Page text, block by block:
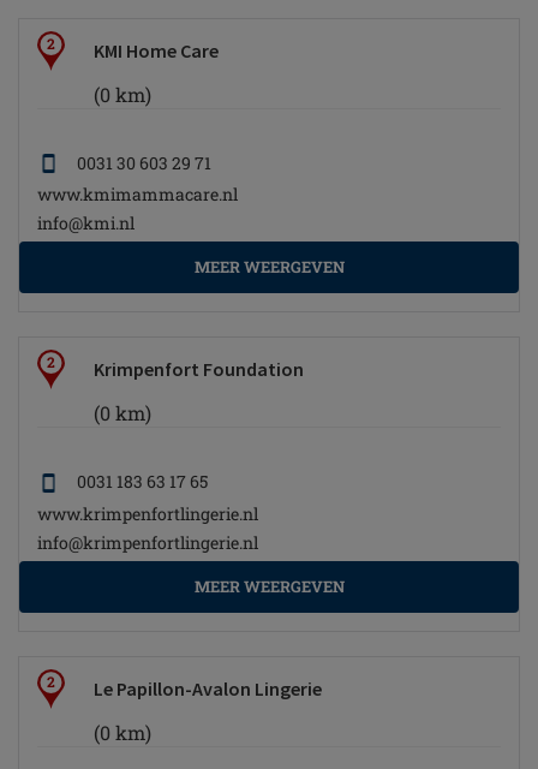
2 KMI Home Care
(0 km)
0031 30 603 29 71
www.kmimammacare.nl
info@kmi.nl
MEER WEERGEVEN
2 Krimpenfort Foundation
(0 km)
0031 183 63 17 65
www.krimpenfortlingerie.nl
info@krimpenfortlingerie.nl
MEER WEERGEVEN
2 Le Papillon-Avalon Lingerie
(0 km)